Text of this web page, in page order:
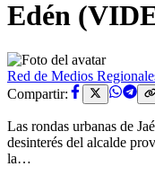
Edén
Red de Medios
Compartir:
Las rondas urbanas de
desinterés del alcalde
la…